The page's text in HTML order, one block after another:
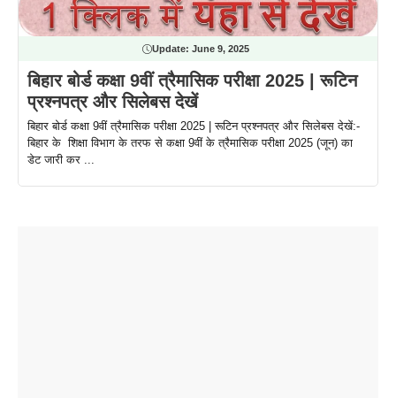
Update: June 9, 2025
बिहार बोर्ड कक्षा 9वीं त्रैमासिक परीक्षा 2025 | रूटिन
प्रश्नपत्र और सिलेबस देखें
बिहार बोर्ड कक्षा 9वीं त्रैमासिक परीक्षा 2025 | रूटिन प्रश्नपत्र और सिलेबस देखें:-
बिहार के शिक्षा विभाग के तरफ से कक्षा 9वीं के त्रैमासिक परीक्षा 2025 (जून) का
डेट जारी कर ...